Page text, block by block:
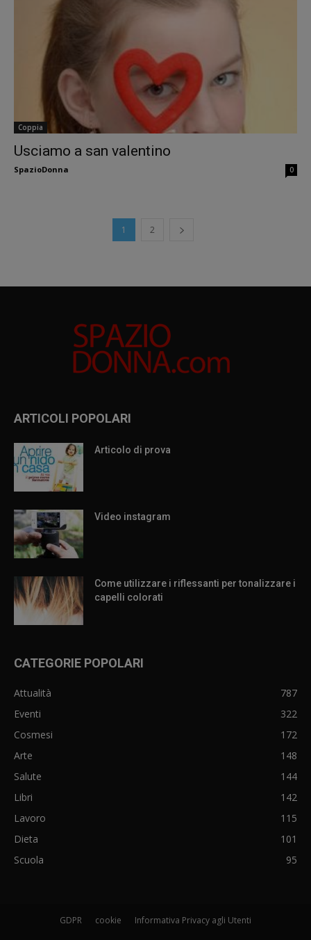
Coppia
Usciamo a san valentino
SpazioDonna 0
1 2
ARTICOLI POPOLARI
Articolo di prova
Video instagram
Come utilizzare i riflessanti per tonalizzare i
capelli colorati
CATEGORIE POPOLARI
Attualità
787
Eventi
322
Cosmesi
172
Arte
148
Salute
144
Libri
142
Lavoro
115
Dieta
101
Scuola
95
GDPR cookie Informativa Privacy agli Utenti